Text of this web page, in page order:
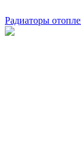
Радиаторы